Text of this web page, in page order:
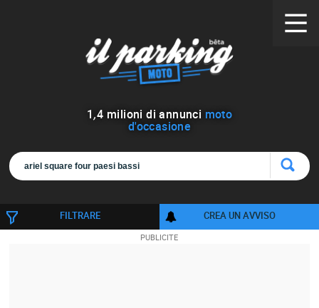
1,4 milioni di annunci moto
d'occasione
FILTRARE CREA UN AVVISO